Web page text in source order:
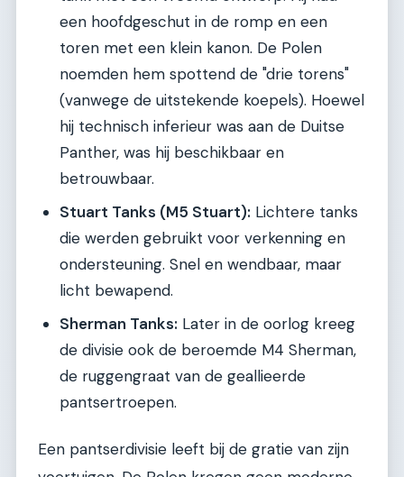
een hoofdgeschut in de romp en een
toren met een klein kanon. De Polen
noemden hem spottend de "drie torens"
(vanwege de uitstekende koepels). Hoewel
hij technisch inferieur was aan de Duitse
Panther, was hij beschikbaar en
betrouwbaar.
Stuart Tanks (M5 Stuart): Lichtere tanks
die werden gebruikt voor verkenning en
ondersteuning. Snel en wendbaar, maar
licht bewapend.
Sherman Tanks: Later in de oorlog kreeg
de divisie ook de beroemde M4 Sherman,
de ruggengraat van de geallieerde
pantsertroepen.
Een pantserdivisie leeft bij de gratie van zijn